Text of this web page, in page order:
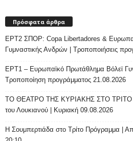
Πρόσφατα άρθρα
ΕΡΤ2 ΣΠΟΡ: Copa Libertadores &
Γυμναστικής Ανδρών | Τροποποιήσεις
ΕΡΤ1 – Ευρωπαϊκό Πρωτάθλημα Βόλεϊ
Τροποποίηση προγράμματος 21.08.2026
ΤΟ ΘΕΑΤΡΟ ΤΗΣ ΚΥΡΙΑΚΗΣ ΣΤΟ ΤΡΙΤΟ
του Λουκιανού | Κυριακή 09.08.2026
H Σουμπερτιάδα στο Τρίτο Πρόγραμμα |